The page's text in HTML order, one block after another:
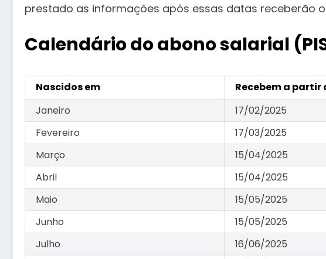
prestado as informações após essas datas receberão
Calendário do abono salarial
Nascidos em
Recebem a partir
Janeiro
17/02/2025
Fevereiro
17/03/2025
Março
15/04/2025
Abril
15/04/2025
Maio
15/05/2025
Junho
15/05/2025
Julho
16/06/2025